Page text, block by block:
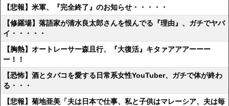
【悲報】米軍、『完全終了』のお知らせ・・・・・
【修羅場】落語家が清水良太郎さんを恨んでる『理由』、ガチでヤバ
イ・・・・・
【胸熱】オートレーサー森且行、『大復活』キタァアアアーーー
ー！！
【恐怖】酒とタバコを愛する日常系女性YouTuber、ガチで体が終わ
る・・・
【悲報】菊地亜美「夫は日本で仕事、私と子供はマレーシア、夫は毎